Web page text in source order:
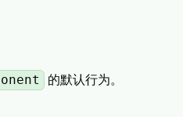
的默认行为。